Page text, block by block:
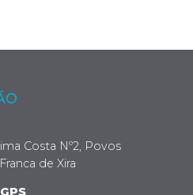
Costa Nº2, Povos
de Xira